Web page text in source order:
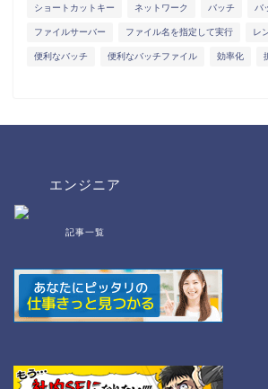
ショートカットキー ネットワーク バッチ バ
ファイルサーバー ファイル名を指定して実行 レ
便利なバッチ 便利なバッチファイル 効率化
エンジニア
記事一覧